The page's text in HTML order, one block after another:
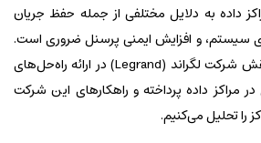
داده به دلایل مختلفی از جمله حفظ جریان
سیستم، و افزایش ایمنی پرسنل ضروری است.
در این مقاله، به بررسی نقش شرکت لگراند (Legrand) در ارائه راه‌حل‌های
در مراکز داده پرداخته و راهکارهای این شرکت
را تحلیل می‌کنیم.